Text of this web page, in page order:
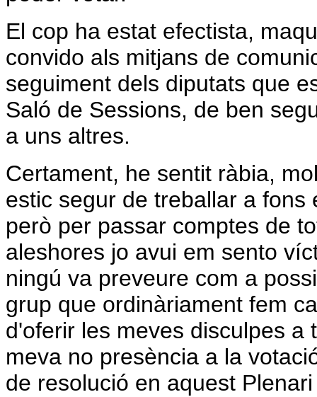
El cop ha estat efectista,
convido als mitjans de
seguiment dels diputats que
Saló de Sessions, de ben
a uns altres.
Certament, he sentit ràbia,
estic segur de treballar a
però per passar comptes de
aleshores jo avui em sento
ningú va preveure com a
grup que ordinàriament fem
d'oferir les meves disculpes a
meva no presència a la
de resolució en aquest